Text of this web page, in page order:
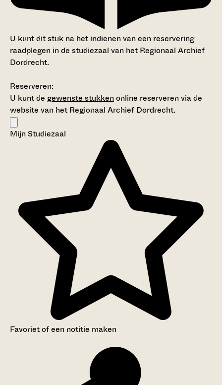
U kunt dit stuk na het indienen van een reservering
raadplegen in de studiezaal van het Regionaal Archief
Dordrecht.
Reserveren:
U kunt de gewenste stukkenonline reserveren via de
website van het Regionaal Archief Dordrecht.
Mijn Studiezaal
Favoriet of een notitie maken